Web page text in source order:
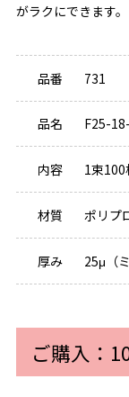
がラクにできます。
品番 731
品名 F25-
内容 1束100
材質 ポリプ
厚み 25μ（
ご購入：